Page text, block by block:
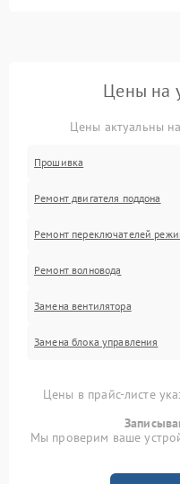
Цены на
Цены актуальны
Прошивка
Ремонт двигателя поддона
Ремонт переключателей
Ремонт волновода
Замена вентилятора
Замена блока управления
Цены в прайс-листе
Мы проверим ваше